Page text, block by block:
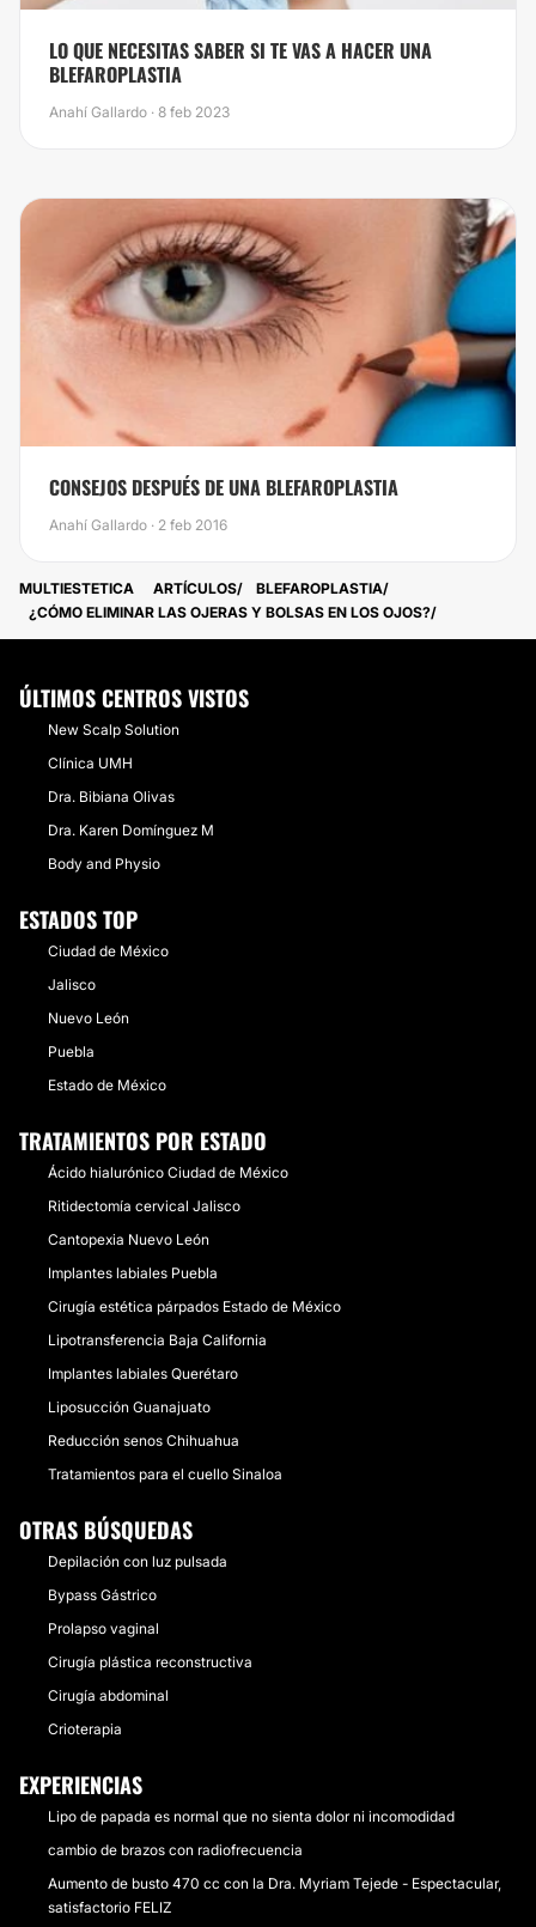
LO QUE NECESITAS SABER SI TE VAS A HACER UNA
BLEFAROPLASTIA
Anahí Gallardo · 8 feb 2023
CONSEJOS DESPUÉS DE UNA BLEFAROPLASTIA
Anahí Gallardo · 2 feb 2016
MULTIESTETICA ARTÍCULOS
BLEFAROPLASTIA
¿CÓMO ELIMINAR LAS OJERAS Y BOLSAS EN LOS OJOS?
ÚLTIMOS CENTROS VISTOS
New Scalp Solution
Clínica UMH
Dra. Bibiana Olivas
Dra. Karen Domínguez M
Body and Physio
ESTADOS TOP
Ciudad de México
Jalisco
Nuevo León
Puebla
Estado de México
TRATAMIENTOS POR ESTADO
Ácido hialurónico Ciudad de México
Ritidectomía cervical Jalisco
Cantopexia Nuevo León
Implantes labiales Puebla
Cirugía estética párpados Estado de México
Lipotransferencia Baja California
Implantes labiales Querétaro
Liposucción Guanajuato
Reducción senos Chihuahua
Tratamientos para el cuello Sinaloa
OTRAS BÚSQUEDAS
Depilación con luz pulsada
Bypass Gástrico
Prolapso vaginal
Cirugía plástica reconstructiva
Cirugía abdominal
Crioterapia
EXPERIENCIAS
Lipo de papada es normal que no sienta dolor ni incomodidad
cambio de brazos con radiofrecuencia
Aumento de busto 470 cc con la Dra. Myriam Tejede - Espectacular,
satisfactorio FELIZ